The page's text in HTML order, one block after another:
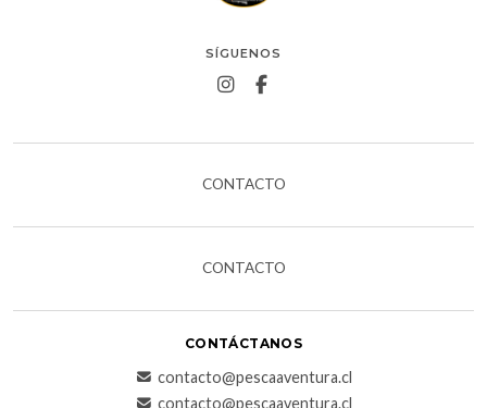
SÍGUENOS
CONTACTO
CONTACTO
CONTÁCTANOS
contacto@pescaaventura.cl
contacto@pescaaventura.cl